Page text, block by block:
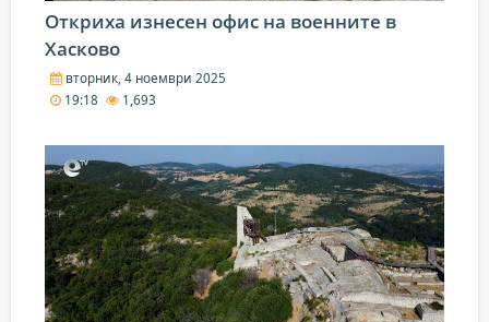
Откриха изнесен офис на военните в
Хасково
вторник, 4 ноември 2025
19:18
1,693